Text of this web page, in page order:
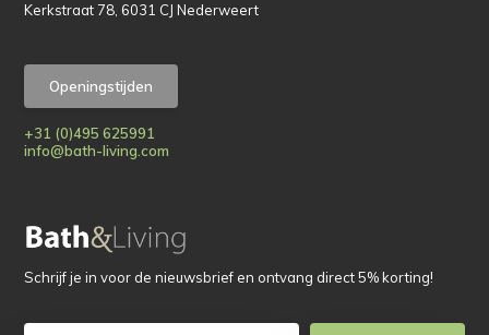
Kerkstraat 78, 6031 CJ Nederweert
Openingstijden
+31 (0)495 625991
info@bath-living.com
Schrijf je in voor de nieuwsbrief en ontvang direct 5% korting!